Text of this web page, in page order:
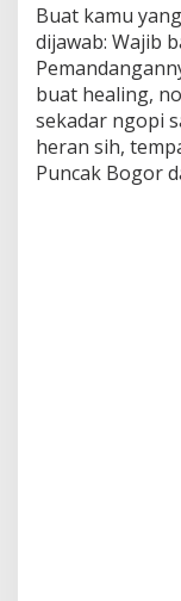
Buat kamu
dijawab: Wajib
buat healing,
sekadar ngopi
heran sih,
Puncak Bogor